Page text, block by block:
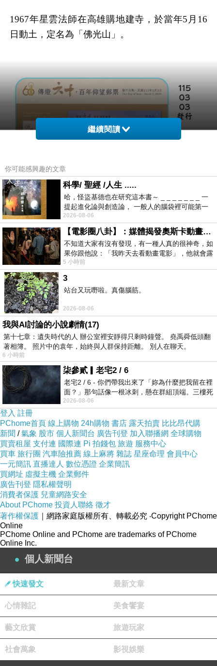
1967年星雲法師在高雄購地建寺，於當年5月16
日動土，定名為「佛光山」。
繼續閱讀
你可能感興趣的文章
科學/ 聖經 /人生 .....
哈，怪盜基德也在研究這本書～ _ _ _ _ _ _ _ 一
提起進化論與創造論， 一般人的腦袋裡可能第一
時間就有「 進化論很科
2026-08-06
【電影圈八卦】：媒體揭發奧斯卡動畫項目投票醜聞！好萊塢為什麼看不起動畫電影？
不知道大家有沒有發現，有一種人真的很神奇，如
果你跟他說：「我昨天去看動畫電影」，他就會露
出一種慈祥的微笑，然後問你是不是陪小
5 小時前
3
站台又玩嘢啦。真傷腦筋。
2026-08-06
我與AI討論的小說劇情(17)
第十七章：遺失時代的人 辦公室裡安靜得只剩時鐘聲。 堯禹舜低頭翻
著相簿。 照片中的袁年，始終與人群保持距離。 別人在聊天。
6 小時前
柒參貳▎老宅2 / 6
老宅2 / 6 - 你們帶我出來了「妳為什麼把我留在裡
面？」那句話像一根冰刺，懸在群組頂端。三樓死
死盯著照片裡的人。那個人確實站在
2026-08-06
登入 註冊
PChome首頁 線上購物 24h購物 書店 露天拍賣 比比昂代購
新聞 /氣象 股市 個人新聞台 廣告刊登 加入聯播網 全球購物
買賣租屋 支付連 國際連 Pi 拍錢包 旅遊 服務中心
買車 旅行團 汽車險推薦 線上麻將 雜誌 星座命理 會員中心
一元簡訊 直播達人 數位憑證 企業簡訊
買網址 虛擬主機 企業郵件
廣告刊登 隱私權聲明
消費者保護 兒童網路安全
About PChome 投資人聯絡 徵才
著作權保護 ｜網路家庭版權所有、轉載必究 ‧Copyright PChome
Online
PChome Online and PChome are trademarks of PChome
Online Inc.
個人新聞台
快速發文 最新文章
心情雜記 美食饗宴
藝文欣賞 旅遊玩家
社會萬象 影視娛樂